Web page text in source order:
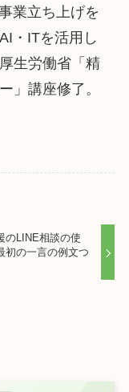
業立ち上げを
・ITを活用し
生労働省「精
」講座修了。
のLINE相談の使
初の一言の例文つ